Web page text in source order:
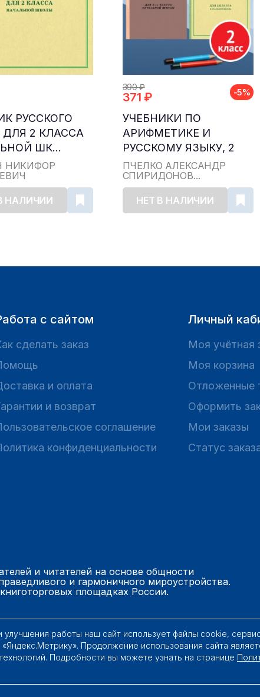
РУССКОГО
2 КЛАССА
ШК...
НИКИФОР
НАЛИЧИИ
390 ₽
371 ₽ -5%
УЧЕБНИКИ ПО
АРИФМЕТИКЕ И
РУССКОМУ ЯЗЫКУ, 2
КЛАСС...
ПЧЁЛКО АЛЕКСАНДР
СПИРИДОНОВ...
НЕТ В НАЛИЧИИ
с сайтом
сделать заказ
и оплата
и возврат
соглашение
конфиденциальности
Личный
Моя учётная
Моя корзина
Отложенные
Оформить
Мои заказы
Статус
и читателей на основе общности
и гармоничного мироустройства.
площадках России.
улучшения работы наш сайт использует файлы cookie,
Продолжение использования сайта
Подробности вы можете узнать на странице